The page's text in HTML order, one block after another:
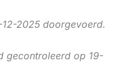
2025 doorgevoerd.
gecontroleerd op 19-